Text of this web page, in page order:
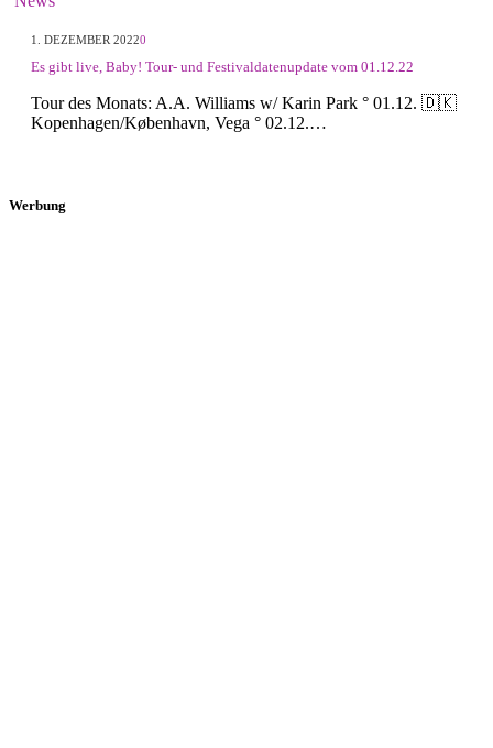
1. DEZEMBER 20220
Es gibt live, Baby! Tour- und Festivaldatenupdate vom 01.12.22
Tour des Monats: A.A. Williams w/ Karin Park ° 01.12. 🇩🇰
Kopenhagen/København, Vega ° 02.12.…
Werbung